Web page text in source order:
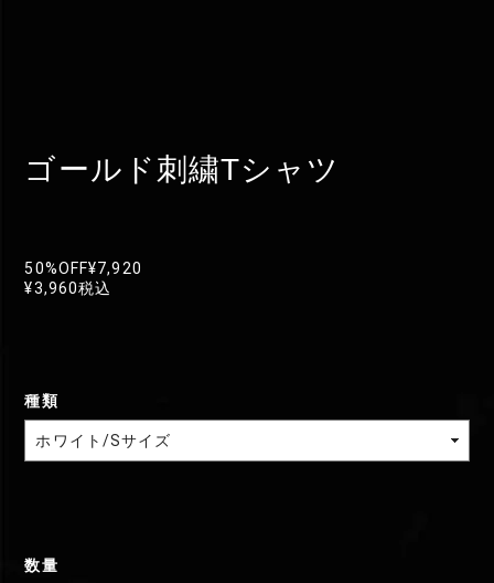
ゴールド刺繍Tシャツ
50%OFF¥7,920
¥3,960税込
種類
数量